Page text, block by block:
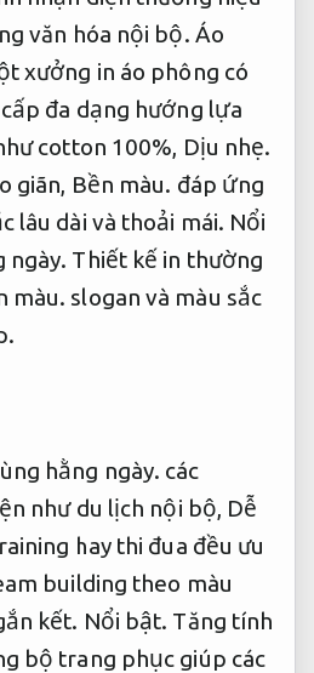
văn hóa nội bộ. Áo
xưởng in áo phông có
đa dạng hướng lựa
cotton 100%, Dịu nhẹ.
giãn, Bền màu. đáp ứng
lâu dài và thoải mái. Nổi
ngày. Thiết kế in thường
màu. slogan và màu sắc
hằng ngày. các
như du lịch nội bộ, Dễ
hay thi đua đều ưu
building theo màu
kết. Nổi bật. Tăng tính
bộ trang phục giúp các